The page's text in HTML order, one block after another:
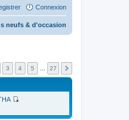
Connexion
neufs & d'occasion
3 4 5 27